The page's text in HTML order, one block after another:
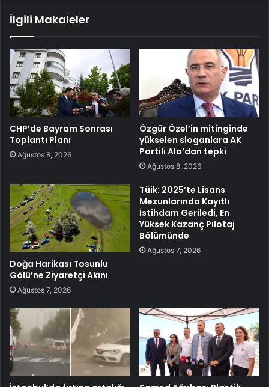
İlgili Makaleler
CHP’de Bayram Sonrası
Toplantı Planı
Ağustos 8, 2026
Özgür Özel’in mitinginde
yükselen sloganlara AK
Partili Ala’dan tepki
Ağustos 8, 2026
Doğa Harikası Tosunlu
Gölü’ne Ziyaretçi Akını
Ağustos 7, 2026
Tüik: 2025’te Lisans
Mezunlarında Kayıtlı
İstihdam Geriledi, En
Yüksek Kazanç Pilotaj
Bölümünde
Ağustos 7, 2026